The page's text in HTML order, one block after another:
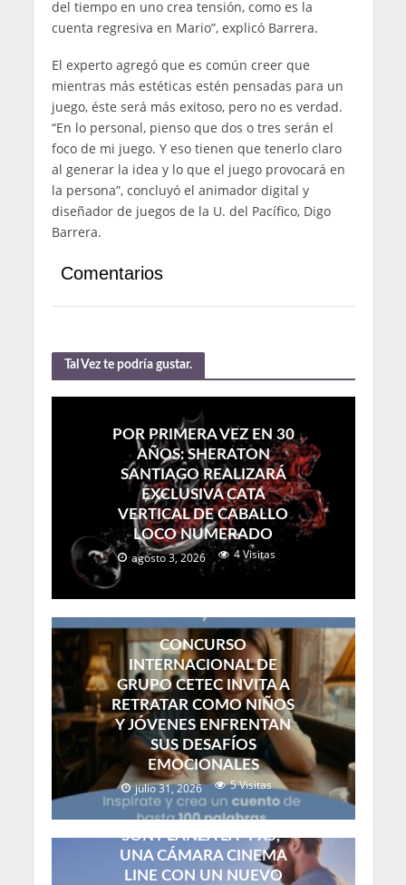
del tiempo en uno crea tensión, como es la
cuenta regresiva en Mario”, explicó Barrera.
El experto agregó que es común creer que
mientras más estéticas estén pensadas para un
juego, éste será más exitoso, pero no es verdad.
“En lo personal, pienso que dos o tres serán el
foco de mi juego. Y eso tienen que tenerlo claro
al generar la idea y lo que el juego provocará en
la persona”, concluyó el animador digital y
diseñador de juegos de la U. del Pacífico, Digo
Barrera.
Comentarios
Tal Vez te podría gustar.
POR PRIMERA VEZ EN 30
AÑOS: SHERATON
SANTIAGO REALIZARÁ
EXCLUSIVA CATA
VERTICAL DE CABALLO
LOCO NUMERADO
agosto 3, 2026 4 Visitas
CONCURSO
INTERNACIONAL DE
GRUPO CETEC INVITA A
RETRATAR COMO NIÑOS
Y JÓVENES ENFRENTAN
SUS DESAFÍOS
EMOCIONALES
julio 31, 2026 5 Visitas
SONY LANZA LA “FX5,”
UNA CÁMARA CINEMA
LINE CON UN NUEVO